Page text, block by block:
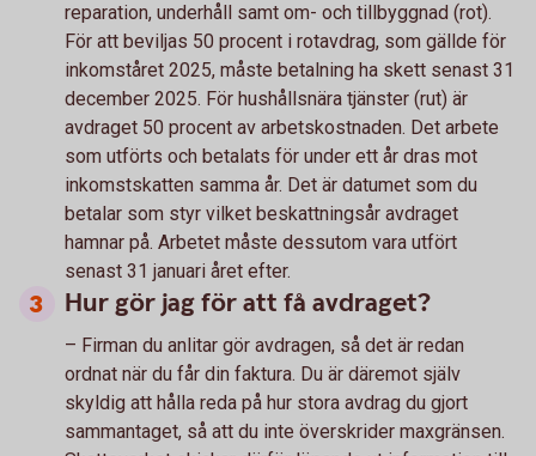
reparation, underhåll samt om- och tillbyggnad (rot).
För att beviljas 50 procent i rotavdrag, som gällde för
inkomståret 2025, måste betalning ha skett senast 31
december 2025. För hushållsnära tjänster (rut) är
avdraget 50 procent av arbetskostnaden. Det arbete
som utförts och betalats för under ett år dras mot
inkomstskatten samma år. Det är datumet som du
betalar som styr vilket beskattningsår avdraget
hamnar på. Arbetet måste dessutom vara utfört
senast 31 januari året efter.
Hur gör jag för att få avdraget?
– Firman du anlitar gör avdragen, så det är redan
ordnat när du får din faktura. Du är däremot själv
skyldig att hålla reda på hur stora avdrag du gjort
sammantaget, så att du inte överskrider maxgränsen.